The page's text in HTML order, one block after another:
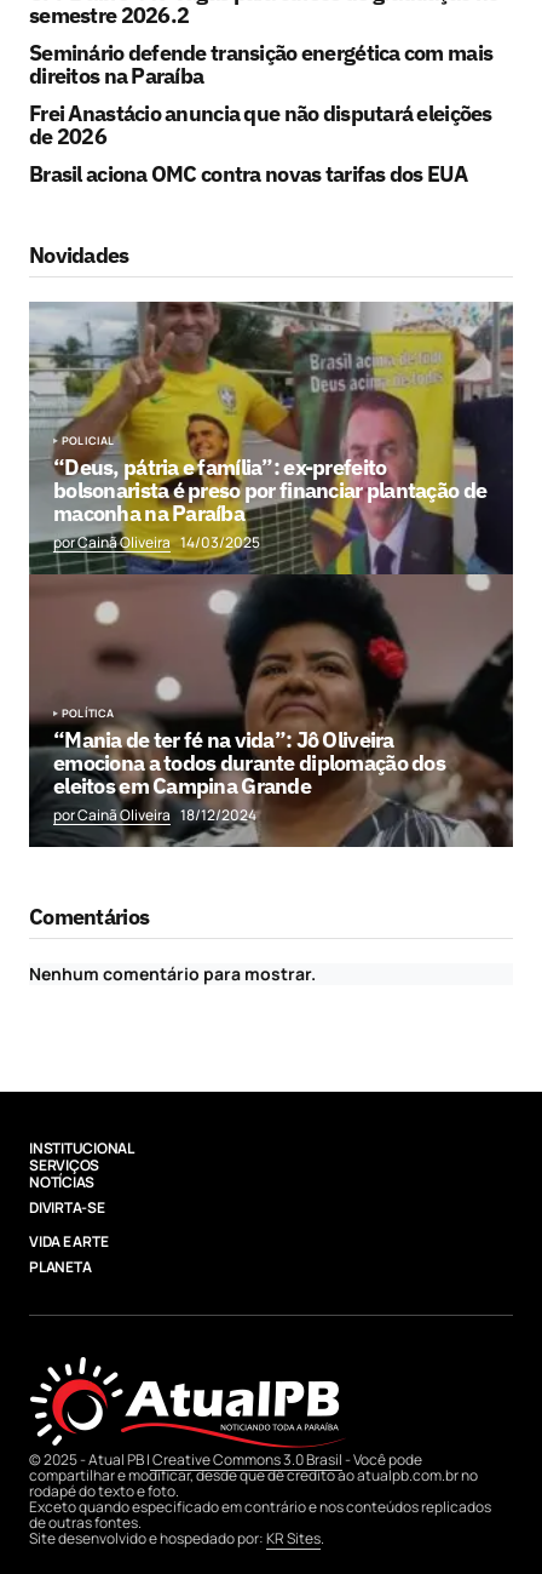
semestre 2026.2
Seminário defende transição energética com mais
direitos na Paraíba
Frei Anastácio anuncia que não disputará eleições
de 2026
Brasil aciona OMC contra novas tarifas dos EUA
Novidades
POLICIAL
“Deus, pátria e família”: ex-prefeito
bolsonarista é preso por financiar plantação de
maconha na Paraíba
por Cainã Oliveira 14/03/2025
POLÍTICA
“Mania de ter fé na vida”: Jô Oliveira
emociona a todos durante diplomação dos
eleitos em Campina Grande
por Cainã Oliveira 18/12/2024
Comentários
Nenhum comentário para mostrar.
INSTITUCIONAL
SERVIÇOS
NOTÍCIAS
DIVIRTA-SE
VIDA E ARTE
PLANETA
© 2025 - Atual PB |Creative Commons 3.0 Brasil- Você pode
compartilhar e modificar, desde que dê credito ao atualpb.com.br no
rodapé do texto e foto.
Exceto quando especificado em contrário e nos conteúdos replicados
de outras fontes.
Site desenvolvido e hospedado por:KR Sites.